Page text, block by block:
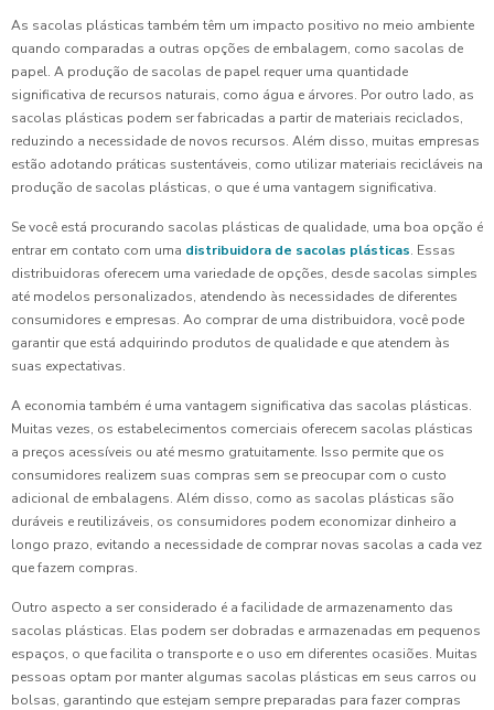
As sacolas plásticas também têm um impacto positivo no meio ambiente
quando comparadas a outras opções de embalagem, como sacolas de
papel. A produção de sacolas de papel requer uma quantidade
significativa de recursos naturais, como água e árvores. Por outro lado, as
sacolas plásticas podem ser fabricadas a partir de materiais reciclados,
reduzindo a necessidade de novos recursos. Além disso, muitas empresas
estão adotando práticas sustentáveis, como utilizar materiais recicláveis na
produção de sacolas plásticas, o que é uma vantagem significativa.
Se você está procurando sacolas plásticas de qualidade, uma boa opção é
entrar em contato com uma distribuidora de sacolas plásticas. Essas
distribuidoras oferecem uma variedade de opções, desde sacolas simples
até modelos personalizados, atendendo às necessidades de diferentes
consumidores e empresas. Ao comprar de uma distribuidora, você pode
garantir que está adquirindo produtos de qualidade e que atendem às
suas expectativas.
A economia também é uma vantagem significativa das sacolas plásticas.
Muitas vezes, os estabelecimentos comerciais oferecem sacolas plásticas
a preços acessíveis ou até mesmo gratuitamente. Isso permite que os
consumidores realizem suas compras sem se preocupar com o custo
adicional de embalagens. Além disso, como as sacolas plásticas são
duráveis e reutilizáveis, os consumidores podem economizar dinheiro a
longo prazo, evitando a necessidade de comprar novas sacolas a cada vez
que fazem compras.
Outro aspecto a ser considerado é a facilidade de armazenamento das
sacolas plásticas. Elas podem ser dobradas e armazenadas em pequenos
espaços, o que facilita o transporte e o uso em diferentes ocasiões. Muitas
pessoas optam por manter algumas sacolas plásticas em seus carros ou
bolsas, garantindo que estejam sempre preparadas para fazer compras